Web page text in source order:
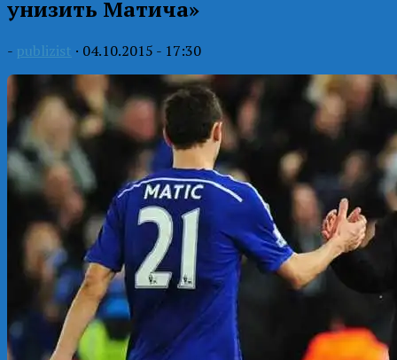
унизить Матича»
- publizist · 04.10.2015 - 17:30